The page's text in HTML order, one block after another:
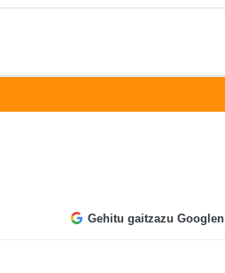
Gehitu gaitzazu Googlen